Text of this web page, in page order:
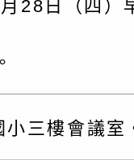
怪創劇
音與故
聞傳播
政策溝
園區5
原作40
府LED
播影（
師範大
28日（四）
小三樓會議室